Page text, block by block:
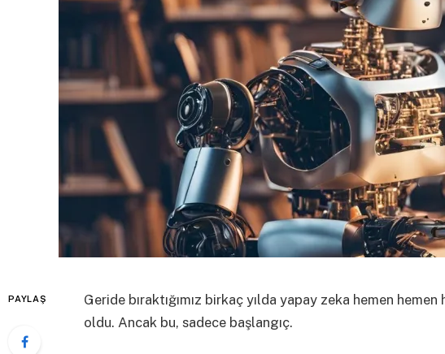
PAYLAŞ
Geride bıraktığımız birkaç yılda yapay zeka hemen
oldu. Ancak bu, sadece başlangıç.